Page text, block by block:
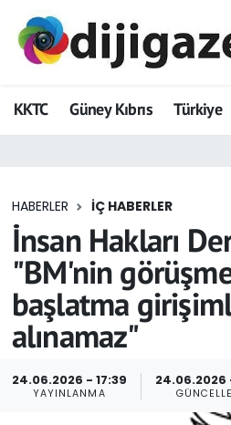
KKTC Güney Kıbrıs Türkiye
HABERLER İÇ HABERLER
İnsan Hakları
"BM'nin
başlatma
alınamaz"
24.06.2026 - 17:39
YAYINLANMA
24.06.2026
ADVERTORIAL
Dijigazete
Eğitim
Ekonomi
Foto Galeri
GEZİ
Güncel
Hava Durumu
Trafik Durumu
Tüm Manşetler
Son Dakika Haberleri
Haber Arşivi